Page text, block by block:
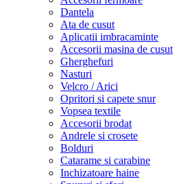
Dantela
Ata de cusut
Aplicatii imbracaminte
Accesorii masina de cusut
Gherghefuri
Nasturi
Velcro / Arici
Opritori si capete snur
Vopsea textile
Accesorii brodat
Andrele si crosete
Bolduri
Catarame si carabine
Inchizatoare haine